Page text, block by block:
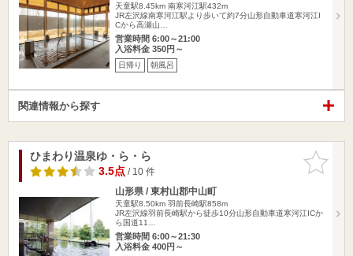
天童駅8.45km 南寒河江駅432m
JR左沢線南寒河江駅より歩いて約7分山形自動車道寒河江I
Cから高瀬山…
営業時間 6:00～21:00
入浴料金 350円～
日帰り 朝風呂
関連情報から探す
お気に入
りに追加
ひまわり温泉ゆ・ら・ら
3.5点/ 10 件
山形県 / 東村山郡中山町
天童駅8.50km 羽前長崎駅858m
JR左沢線羽前長崎駅から徒歩10分山形自動車道寒河江ICか
ら国道11…
営業時間 6:00～21:30
入浴料金 400円～